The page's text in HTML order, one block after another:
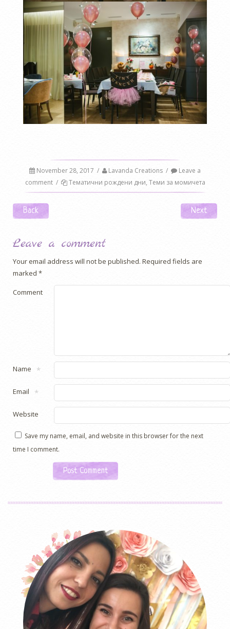
November 28, 2017 / Lavanda Creations /
Leave a
comment / Тематични рождени дни, Теми за момичета
Post navigation
Back Next
Leave a comment
Your email address will not be published. Required fields are
marked *
Comment
Name *
Email *
Website
Save my name, email, and website in this browser for the next
time I comment.